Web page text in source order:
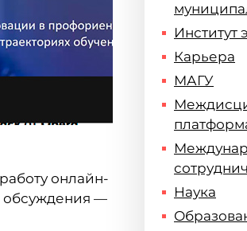
онлайн-
обсуждения —
Институт
Карьера
МАГУ
Наука